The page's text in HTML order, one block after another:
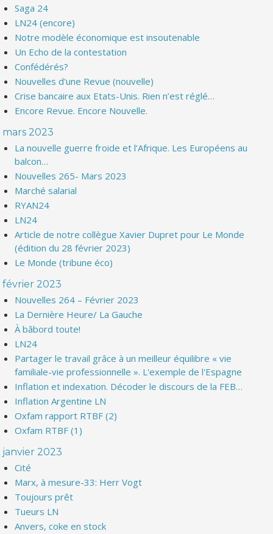
Saga 24
LN24 (encore)
Notre modèle économique est insoutenable
Un Echo de la contestation
Confédérés?
Nouvelles d'une Revue (nouvelle)
Crise bancaire aux Etats-Unis. Rien n’est réglé…
Encore Revue. Encore Nouvelle.
mars 2023
La nouvelle guerre froide et l’Afrique. Les Européens au
balcon…
Nouvelles 265- Mars 2023
Marché salarial
RYAN24
LN24
Article de notre collègue Xavier Dupret pour Le Monde
(édition du 28 février 2023)
Le Monde (tribune éco)
février 2023
Nouvelles 264 – Février 2023
La Dernière Heure/ La Gauche
À bâbord toute!
LN24
Partager le travail grâce à un meilleur équilibre « vie
familiale-vie professionnelle ». L'exemple de l'Espagne
Inflation et indexation. Décoder le discours de la FEB…
Inflation Argentine LN
Oxfam rapport RTBF (2)
Oxfam RTBF (1)
janvier 2023
Cité
Marx, à mesure-33: Herr Vogt
Toujours prêt
Tueurs LN
Anvers, coke en stock